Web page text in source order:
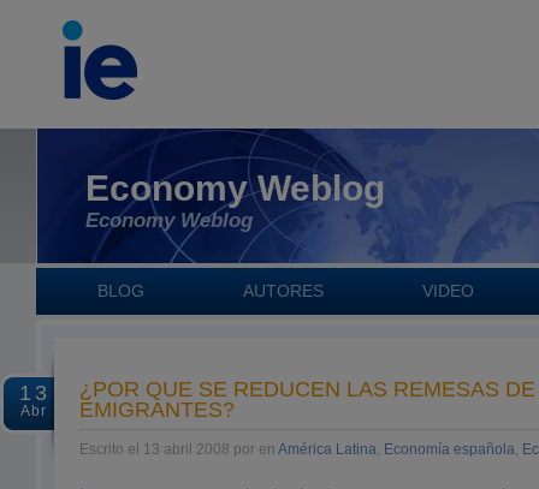
Economy Weblog
Economy Weblog
BLOG AUTORES VIDEO
13
Abr
¿POR QUE SE REDUCEN LAS REMESAS
EMIGRANTES?
Escrito el 13 abril 2008 por en América Latina, Economía española,